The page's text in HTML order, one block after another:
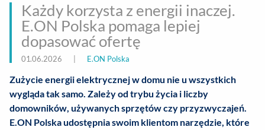
Każdy korzysta z energii inaczej.
E.ON Polska pomaga lepiej
dopasować ofertę
01.06.2026 E.ON Polska
Zużycie energii elektrycznej w domu nie u wszystkich
wygląda tak samo. Zależy od trybu życia i liczby
domowników, używanych sprzętów czy przyzwyczajeń.
E.ON Polska udostępnia swoim klientom narzędzie, które